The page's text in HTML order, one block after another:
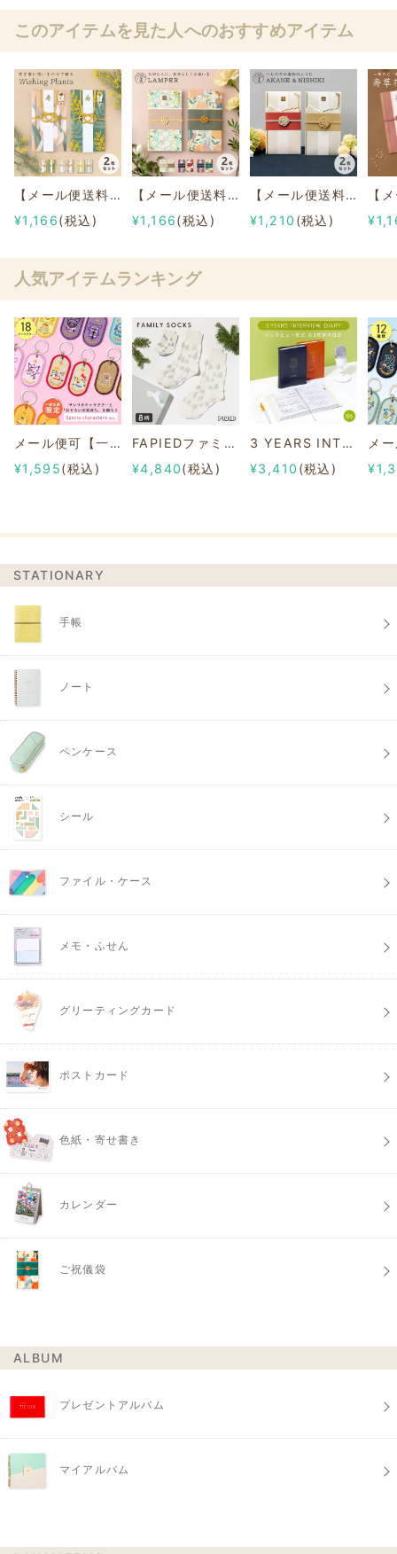
このアイテムを見た人へのおすすめアイテム
【メール便送料無料】Wishing Plantsご祝儀袋 ２枚セット
¥1,166(税込)
【メール便送料無料】LAMPERご祝儀袋 ２枚セット
¥1,166(税込)
【メール便送料無料】AKANE＆NISHIKIご祝儀袋 ２枚セット
¥1,210 (税込)
人気アイテムランキング
メール便可【一部店舗限定】2/8b PAIR KEY RING Sanrio characters ver.
¥1,595(税込)
FAPIEDファミリーソックスセット 総柄
¥4,840(税込)
3 YEARS INTERVIEW DIARY
¥3,410 (税込)
STATIONARY
手帳
ノート
ペンケース
シール
ファイル・ケース
メモ・ふせん
グリーティングカード
ポストカード
色紙・寄せ書き
カレンダー
ご祝儀袋
ALBUM
プレゼントアルバム
マイアルバム